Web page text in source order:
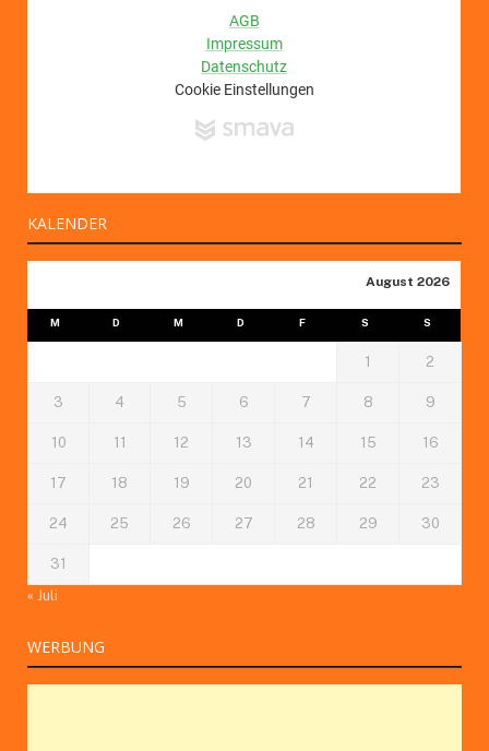
KALENDER
August 2026
M D M D F S S
1 2
3 4 5 6 7 8 9
10 11 12 13 14 15 16
17 18 19 20 21 22 23
24 25 26 27 28 29 30
31
« Juli
WERBUNG